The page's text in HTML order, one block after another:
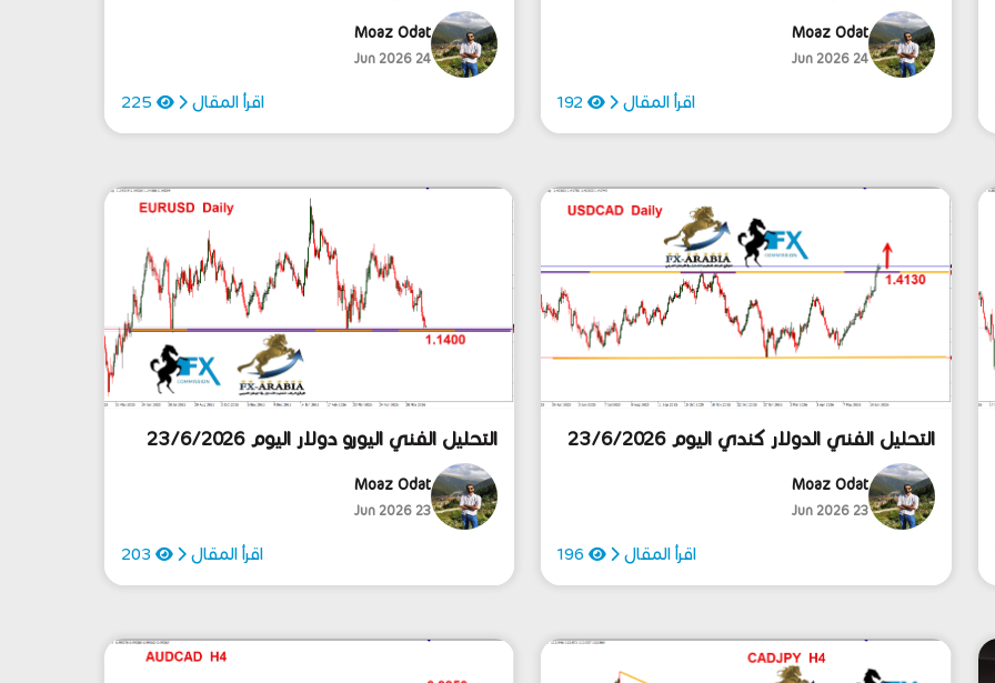
Moaz Odat
24 Jun 2026
اقرأ المقال 192
Moaz Odat
24 Jun 2026
اقرأ المقال 225
التحليل الفني الدولار كندي اليوم 23/6/2026
Moaz Odat
23 Jun 2026
اقرأ المقال 196
التحليل الفني اليورو دولار اليوم 23/6/2026
Moaz Odat
23 Jun 2026
اقرأ المقال 203